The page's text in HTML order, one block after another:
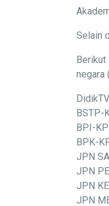
Selain
Berikut
negara
BSTP-
BPI-
BPK-
JPN
JPN
JPN
JPN